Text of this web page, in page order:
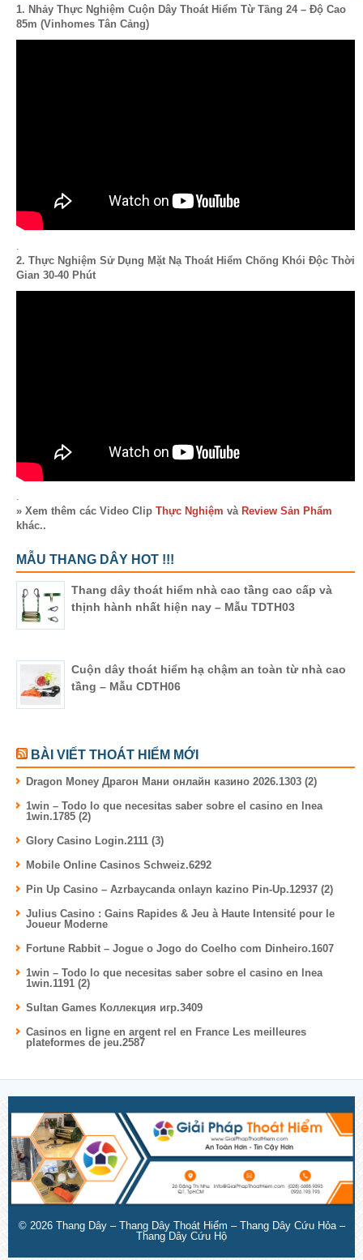
1. Nhảy Thực Nghiệm Cuộn Dây Thoát Hiểm Từ Tầng 24 – Độ Cao
85m (Vinhomes Tân Cảng)
2. Thực Nghiệm Sử Dụng Mặt Nạ Thoát Hiểm Chống Khói Độc Thời
Gian 30-40 Phút
» Xem thêm các Video Clip Thực Nghiệm và Review Sản Phẩm
khác..
MẪU THANG DÂY HOT !!!
Thang dây thoát hiểm nhà cao tầng cao cấp và
thịnh hành nhất hiện nay – Mẫu TDTH03
Cuộn dây thoát hiểm hạ chậm an toàn từ nhà cao
tầng – Mẫu CDTH06
BÀI VIẾT THOÁT HIỂM MỚI
Dragon Money Драгон Мани онлайн казино 2026.1303 (2)
1win – Todo lo que necesitas saber sobre el casino en lnea
1win.1785 (2)
Glory Casino Login.2111 (3)
Mobile Online Casinos Schweiz.6292
Pin Up Casino – Azrbaycanda onlayn kazino Pin-Up.12937 (2)
Julius Casino : Gains Rapides & Jeu à Haute Intensité pour le
Joueur Moderne
Fortune Rabbit – Jogue o Jogo do Coelho com Dinheiro.1607
1win – Todo lo que necesitas saber sobre el casino en lnea
1win.1191 (2)
Sultan Games Коллекция игр.3409
Casinos en ligne en argent rel en France Les meilleures
plateformes de jeu.2587
© 2026 Thang Dây – Thang Dây Thoát Hiểm – Thang Dây Cứu Hỏa –
Thang Dây Cứu Hộ